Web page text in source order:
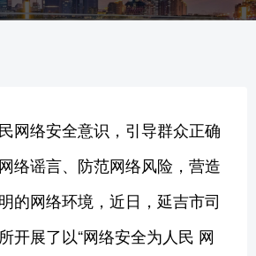
网络安全意识，引导群众正确
络谣言、防范网络风险，营造
的网络环境，近日，延吉市司
开展了以“网络安全为人民 网